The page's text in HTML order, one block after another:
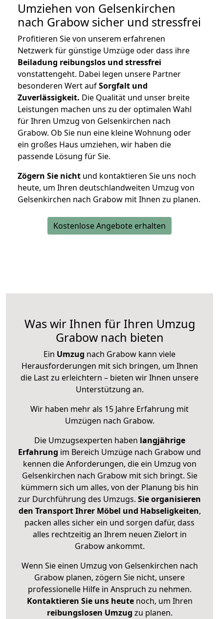
Umziehen von Gelsenkirchen
nach Grabow sicher und stressfrei
Profitieren Sie von unserem erfahrenen
Netzwerk für günstige Umzüge oder dass ihre
Beiladung reibungslos und stressfrei
vonstattengeht. Dabei legen unsere Partner
besonderen Wert aufSorgfalt und
Zuverlässigkeit. Die Qualität und unser breite
Leistungen machen uns zu der optimalen Wahl
für Ihren Umzug von Gelsenkirchen nach
Grabow. Ob Sie nun eine kleine Wohnung oder
ein großes Haus umziehen, wir haben die
passende Lösung für Sie.
Zögern Sie nicht und kontaktieren Sie uns noch
heute, um Ihren deutschlandweiten Umzug von
Gelsenkirchen nach Grabow mit Ihnen zu planen.
Kostenlose Angebote erhalten
Was wir Ihnen für Ihren Umzug
Grabow nach bieten
Ein Umzug nach Grabow kann viele
Herausforderungen mit sich bringen, um Ihnen
die Last zu erleichtern – bieten wir Ihnen unsere
Unterstützung an.
Wir haben mehr als 15 Jahre Erfahrung mit
Umzügen nach Grabow.
Die Umzugsexperten haben langjährige
Erfahrung im Bereich Umzüge nach Grabow und
kennen die Anforderungen, die ein Umzug von
Gelsenkirchen nach Grabow mit sich bringt. Sie
kümmern sich um alles, von der Planung bis hin
zur Durchführung des Umzugs. Sie organisieren
den Transport Ihrer Möbel und Habseligkeiten,
packen alles sicher ein und sorgen dafür, dass
alles rechtzeitig an Ihrem neuen Zielort in
Grabow ankommt.
Wenn Sie einen Umzug von Gelsenkirchen nach
Grabow planen, zögern Sie nicht, unsere
professionelle Hilfe in Anspruch zu nehmen.
Kontaktieren Sie uns heutenoch, um Ihren
reibungslosen Umzug zu planen.